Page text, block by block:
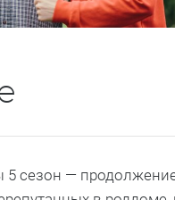
сезон —